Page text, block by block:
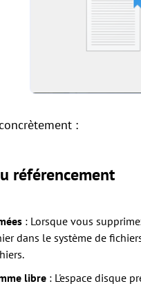
:
référencement
: Lorsque vous
dans le système de
libre : L'espace disque